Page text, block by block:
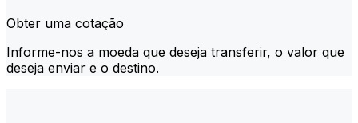
Obter uma cotação
Informe-nos a moeda que deseja transferir, o valor que
deseja enviar e o destino.